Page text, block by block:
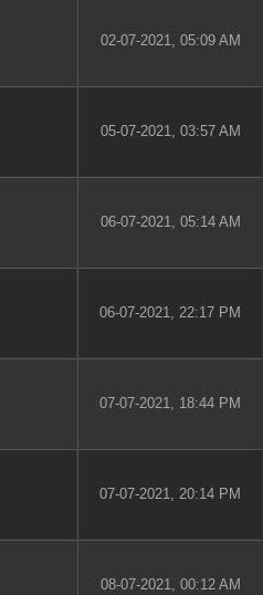
02-07-2021, 05:09 AM
05-07-2021, 03:57 AM
06-07-2021, 05:14 AM
06-07-2021, 22:17 PM
07-07-2021, 18:44 PM
07-07-2021, 20:14 PM
08-07-2021, 00:12 AM